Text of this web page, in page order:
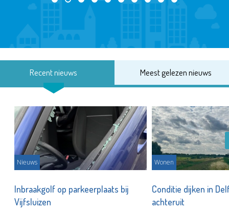
Recent nieuws Meest gelezen nieuws
Nieuws
Inbraakgolf op parkeerplaats bij
Vijfsluizen
Wonen
Conditie dijken in
achteruit